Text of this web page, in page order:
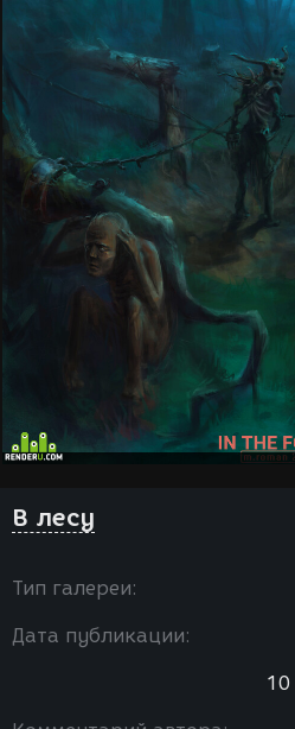
В лесу
Тип галереи:
Дата публикации: